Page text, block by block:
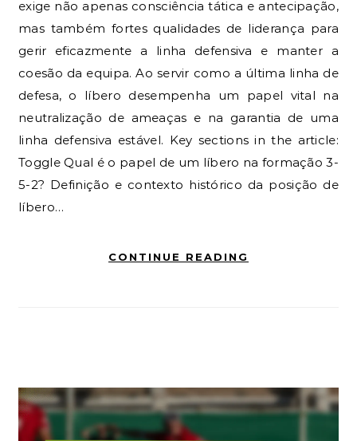
exige não apenas consciência tática e antecipação,
mas também fortes qualidades de liderança para
gerir eficazmente a linha defensiva e manter a
coesão da equipa. Ao servir como a última linha de
defesa, o líbero desempenha um papel vital na
neutralização de ameaças e na garantia de uma
linha defensiva estável. Key sections in the article:
Toggle Qual é o papel de um líbero na formação 3-
5-2? Definição e contexto histórico da posição de
líbero…
CONTINUE READING